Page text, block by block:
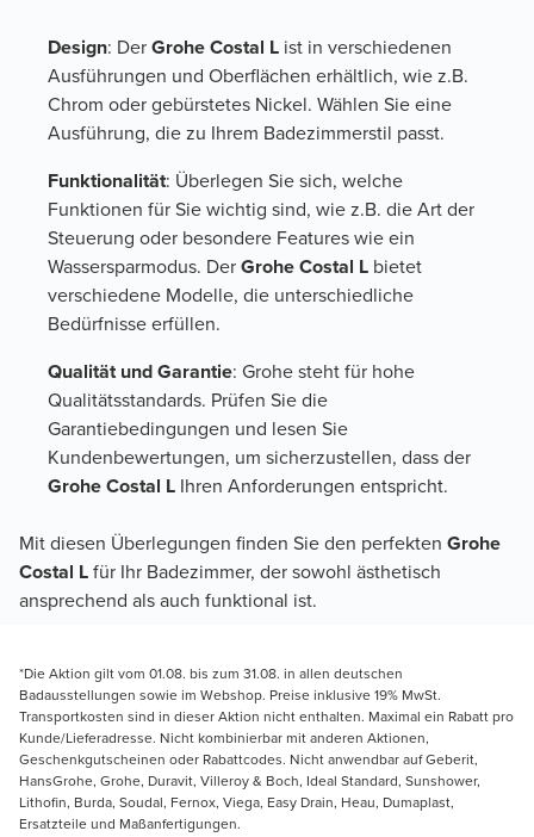
Design: DerGrohe Costal L ist in verschiedenen
Ausführungen und Oberflächen erhältlich, wie z.B.
Chrom oder gebürstetes Nickel. Wählen Sie eine
Ausführung, die zu Ihrem Badezimmerstil passt.
Funktionalität: Überlegen Sie sich, welche
Funktionen für Sie wichtig sind, wie z.B. die Art der
Steuerung oder besondere Features wie ein
Wassersparmodus. DerGrohe Costal L bietet
verschiedene Modelle, die unterschiedliche
Bedürfnisse erfüllen.
Qualität und Garantie: Grohe steht für hohe
Qualitätsstandards. Prüfen Sie die
Garantiebedingungen und lesen Sie
Kundenbewertungen, um sicherzustellen, dass der
Grohe Costal L Ihren Anforderungen entspricht.
Mit diesen Überlegungen finden Sie den perfekten Grohe
Costal Lfür Ihr Badezimmer, der sowohl ästhetisch
ansprechend als auch funktional ist.
*Die Aktion gilt vom 01.08. bis zum 31.08. in allen deutschen
Badausstellungen sowie im Webshop. Preise inklusive 19% MwSt.
Transportkosten sind in dieser Aktion nicht enthalten. Maximal ein Rabatt pro
Kunde/Lieferadresse. Nicht kombinierbar mit anderen Aktionen,
Geschenkgutscheinen oder Rabattcodes. Nicht anwendbar auf Geberit,
HansGrohe, Grohe, Duravit, Villeroy & Boch, Ideal Standard, Sunshower,
Lithofin, Burda, Soudal, Fernox, Viega, Easy Drain, Heau, Dumaplast,
Ersatzteile und Maßanfertigungen.